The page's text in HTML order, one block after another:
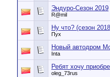
Эндуро-Сезон 2019
R@mil
Ну что? (сезон
Пух
Новый автодром
Inta
Ребят хочу
oleg_73rus